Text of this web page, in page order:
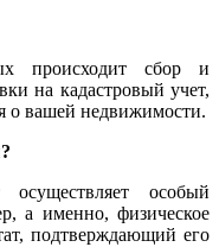
происходит сбор и
на кадастровый учет,
о вашей недвижимости.
осуществляет особый
а именно, физическое
подтверждающий его